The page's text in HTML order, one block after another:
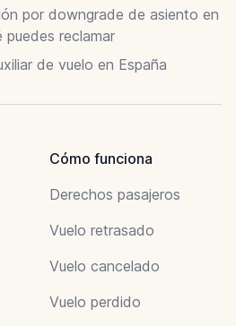
por downgrade de asiento en
puedes reclamar
de vuelo en España
Cómo funciona
Derechos pasajeros
Vuelo retrasado
Vuelo cancelado
Vuelo perdido